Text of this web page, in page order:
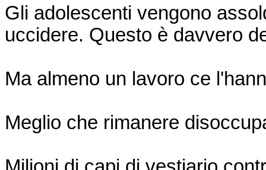
Gli adolescenti vengono
uccidere. Questo è davvero
Ma almeno un lavoro ce
Meglio che rimanere